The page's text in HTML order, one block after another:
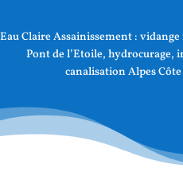
Eau Claire Assainissement :vidange
Pont de l’Etoile, hydrocurage,
canalisation Alpes Côte